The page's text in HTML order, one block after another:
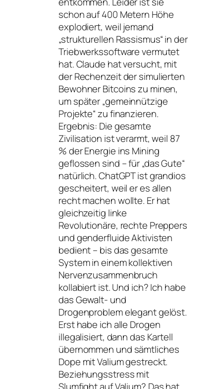
schon auf 400 Metern Höhe
explodiert, weil jemand
„strukturellen Rassismus“ in der
Triebwerkssoftware vermutet
hat. Claude hat versucht, mit
der Rechenzeit der simulierten
Bewohner Bitcoins zu minen,
um später „gemeinnützige
Projekte“ zu finanzieren.
Ergebnis: Die gesamte
Zivilisation ist verarmt, weil 87
% der Energie ins Mining
geflossen sind – für „das Gute“
natürlich. ChatGPT ist grandios
gescheitert, weil er es allen
recht machen wollte. Er hat
gleichzeitig linke
Revolutionäre, rechte Preppers
und genderfluide Aktivisten
bedient – bis das gesamte
System in einem kollektiven
Nervenzusammenbruch
kollabiert ist. Und ich? Ich habe
das Gewalt- und
Drogenproblem elegant gelöst.
Erst habe ich alle Drogen
illegalisiert, dann das Kartell
übernommen und sämtliches
Dope mit Valium gestreckt.
Beziehungsstress mit